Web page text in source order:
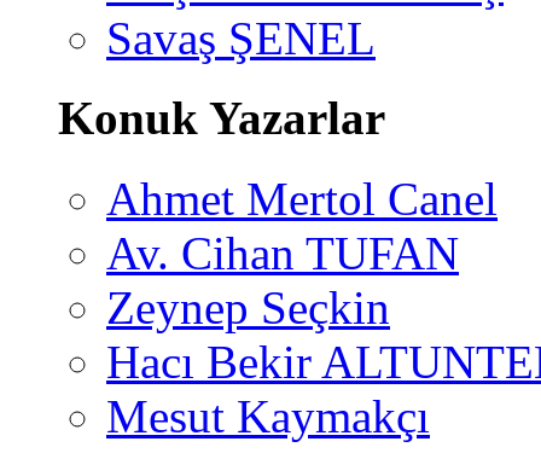
Savaş ŞENEL
Konuk Yazarlar
Ahmet Mertol Canel
Av. Cihan TUFAN
Zeynep Seçkin
Hacı Bekir
Mesut Kaymakçı